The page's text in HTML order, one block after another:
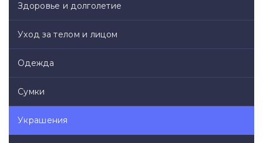
Здоровье и долголетие
Уход за телом и лицом
Одежда
Сумки
Украшения